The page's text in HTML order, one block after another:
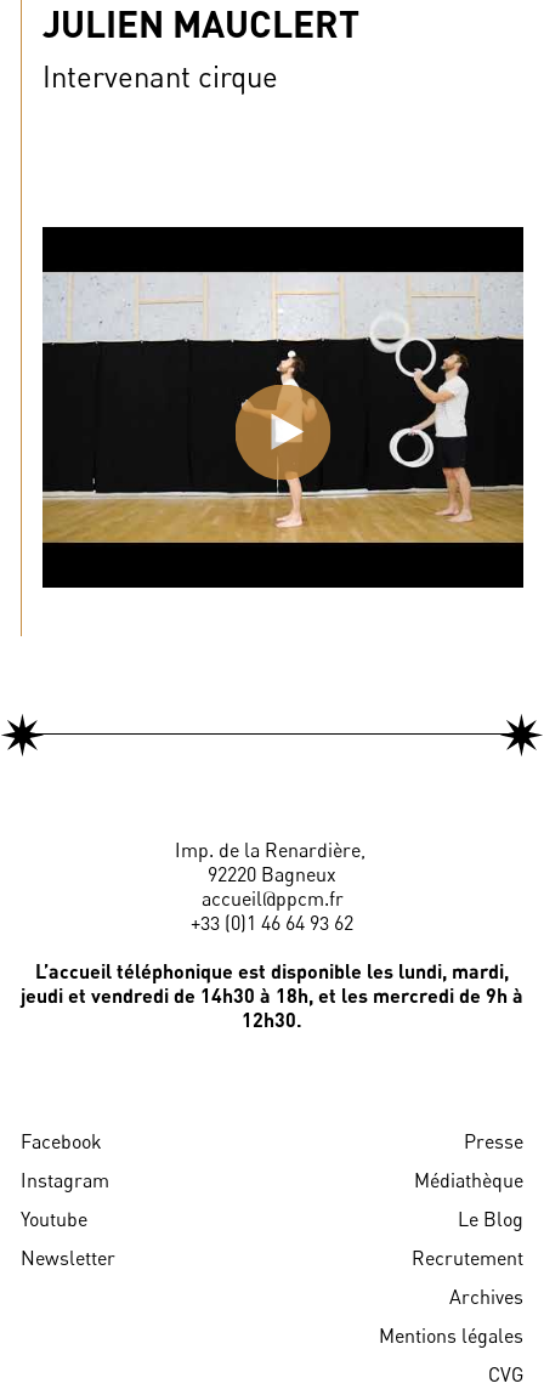
JULIEN MAUCLERT
Intervenant cirque
Imp. de la Renardière,
92220 Bagneux
accueil@ppcm.fr
+33 (0)1 46 64 93 62
L’accueil téléphonique est disponible les lundi, mardi,
jeudi et vendredi de 14h30 à 18h, et les mercredi de 9h à
12h30.
Facebook
Instagram
Youtube
Newsletter
Presse
Médiathèque
Le Blog
Recrutement
Archives
Mentions légales
CVG